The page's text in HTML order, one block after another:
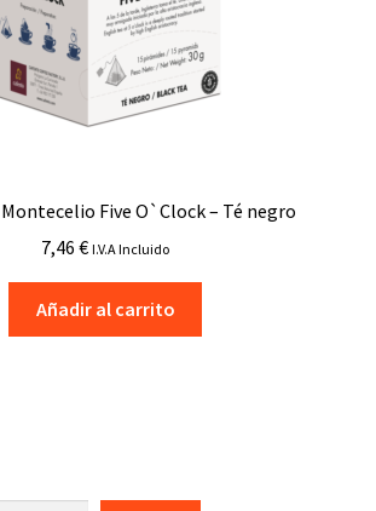
Five O`Clock – Té negro
7,46 € I.V.A Incluido
Añadir al carrito